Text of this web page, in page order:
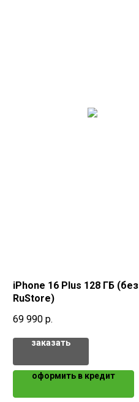
iPhone 16 Plus 128 ГБ (без
RuStore)
69 990 р.
заказать
оформить в кредит